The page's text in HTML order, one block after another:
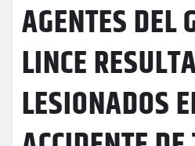
AGENTES DEL
LINCE
LESIONADOS